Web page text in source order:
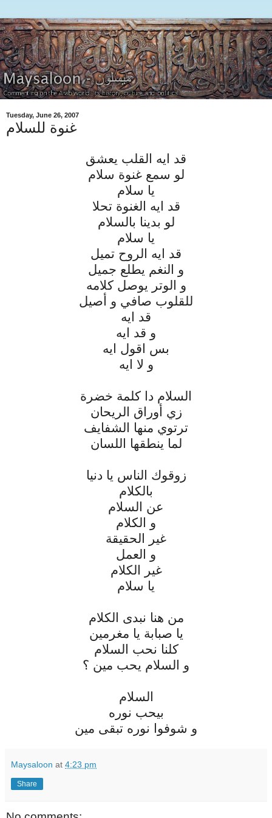
Tuesday, June 26, 2007
غنوة للسلام
قد ايه القلب يعشق
لو سمع غنوة سلام
يا سلام
قد ايه الغنوة تحلا
لو بدينا بالسلام
يا سلام
قد ايه الروح تميل
و النغم يطلع جميل
و الوتر يوصل كلامه
للقلوب صافي و أصيل
قد ايه
و قد ايه
بس اقول ايه
و لا ايه
السلام دا كلمة خضرة
زي أوراق الريحان
ترتوي منها الشفايف
لما ينطقها اللسان
زوقوك الناس يا دنيا
بالكلام
عن السلام
و الكلام
غير الحقيقة
و العمل
غير الكلام
يا سلام
من هنا نبدى الكلام
يا صبابة يا مغرمين
كلنا نحب السلام
و السلام يحب مين ؟
السلام
بيحب نوره
و شوفوا نوره تبقى مين
Maysaloon at 4:23 pm
Share